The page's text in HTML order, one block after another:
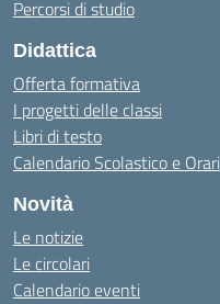
Percorsi di studio
Didattica
Offerta formativa
I progetti delle classi
Libri di testo
Calendario Scolastico e Orari
Novità
Le notizie
Le circolari
Calendario eventi